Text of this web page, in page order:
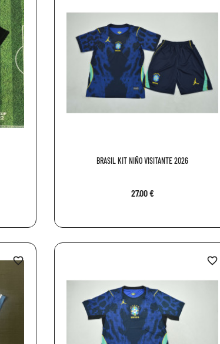
BRASIL KIT NIÑO VISITANTE 2026
27,00 €
favorite_border favorite_border